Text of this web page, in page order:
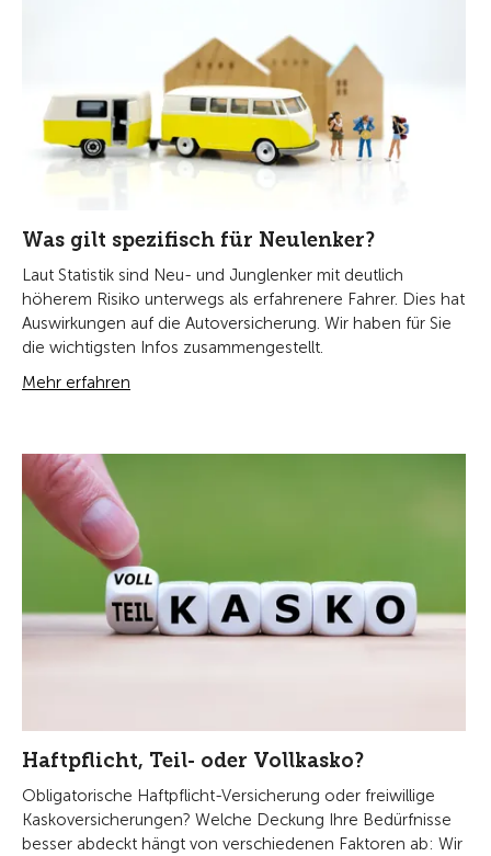
Was gilt spezifisch für Neulenker?
Laut Statistik sind Neu- und Junglenker mit deutlich
höherem Risiko unterwegs als erfahrenere Fahrer. Dies hat
Auswirkungen auf die Autoversicherung. Wir haben für Sie
die wichtigsten Infos zusammengestellt.
Mehr erfahren
Haftpflicht, Teil- oder Vollkasko?
Obligatorische Haftpflicht-Versicherung oder freiwillige
Kaskoversicherungen? Welche Deckung Ihre Bedürfnisse
besser abdeckt hängt von verschiedenen Faktoren ab: Wir